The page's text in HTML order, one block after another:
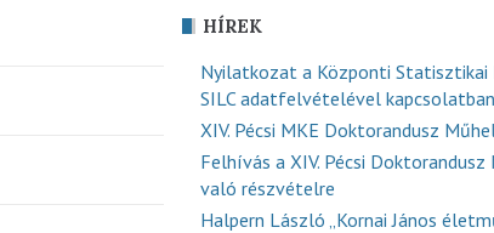
HÍREK
Nyilatkozat a Központi Statisztikai
SILC adatfelvételével kapcsolatban
XIV. Pécsi MKE Doktorandusz
Felhívás a XIV. Pécsi Doktorandusz
való részvételre
Halpern László „Kornai János